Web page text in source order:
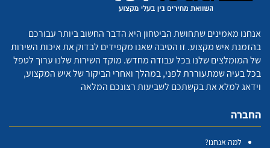
אנחנו מאמינים שתחושת הביטחון היא הדבר החשוב ביותר עבורכם
בהזמנת איש מקצוע. זו הסיבה שאנו מקפידים לבדוק את איכות השירות
של המומלצים שלנו בכל עבודה מחדש. מוקד השירות שלנו ערוך לטפל
בכל בעיה שמתעוררת לפני, במהלך ואחרי הביקור של איש המקצוע,
וידאג למלא את בקשתכם לשביעות רצונכם המלאה
החברה
למה אנחנו?